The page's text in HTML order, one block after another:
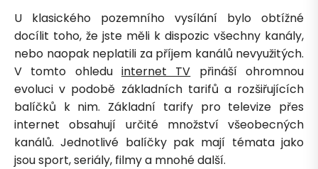
U klasického pozemního vysílání bylo obtížné
docílit toho, že jste měli k dispozic všechny kanály,
nebo naopak neplatili za příjem kanálů nevyužitých.
V tomto ohledu internet TV přináší ohromnou
evoluci v podobě základních tarifů a rozšiřujících
balíčků k nim. Základní tarify pro televize přes
internet obsahují určité množství všeobecných
kanálů. Jednotlivé balíčky pak mají témata jako
jsou sport, seriály, filmy a mnohé další.
PN Petra je online